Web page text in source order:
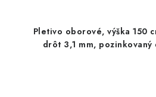
Pletivo oborové, výška 150
drôt 3,1 mm,